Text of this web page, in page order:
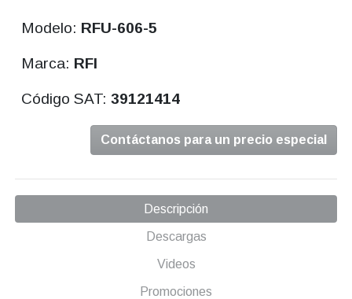
Modelo: RFU-606-5
Marca: RFI
Código SAT:39121414
Contáctanos para un precio especial
Descripción
Descargas
Videos
Promociones